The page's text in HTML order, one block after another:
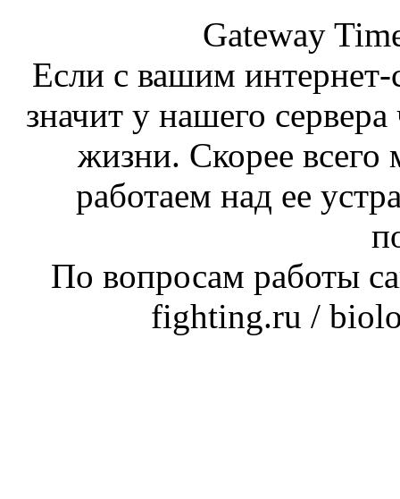
Gateway
Если с вашим интернет-
значит у нашего
жизни. Скорее
работаем над ее
По вопросам работы
fighting.ru /